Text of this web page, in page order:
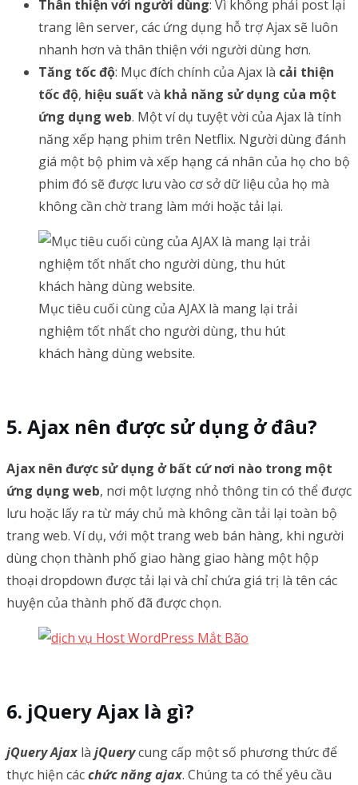
Thân thiện với người dùng: Vì không phải post lại
trang lên server, các ứng dụng hỗ trợ Ajax sẽ luôn
nhanh hơn và thân thiện với người dùng hơn.
Tăng tốc độ: Mục đích chính của Ajax là cải thiện
tốc độ, hiệu suất và khả năng sử dụng của một
ứng dụng web. Một ví dụ tuyệt vời của Ajax là tính
năng xếp hạng phim trên Netflix. Người dùng đánh
giá một bộ phim và xếp hạng cá nhân của họ cho bộ
phim đó sẽ được lưu vào cơ sở dữ liệu của họ mà
không cần chờ trang làm mới hoặc tải lại.
Mục tiêu cuối cùng của AJAX là mang lại trải
nghiệm tốt nhất cho người dùng, thu hút
khách hàng dùng website.
Ajax nên được sử dụng ở đâu?
Ajax nên được sử dụng ở bất cứ nơi nào trong một
ứng dụng web, nơi một lượng nhỏ thông tin có thể được
lưu hoặc lấy ra từ máy chủ mà không cần tải lại toàn bộ
trang web. Ví dụ, với một trang web bán hàng, khi người
dùng chọn thành phố giao hàng giao hàng một hộp
thoại dropdown được tải lại và chỉ chứa giá trị là tên các
huyện của thành phố đã được chọn.
jQuery Ajax là gì?
jQuery Ajax là jQuerycung cấp một số phương thức để
thực hiện cácchức năng ajax. Chúng ta có thể yêu cầu